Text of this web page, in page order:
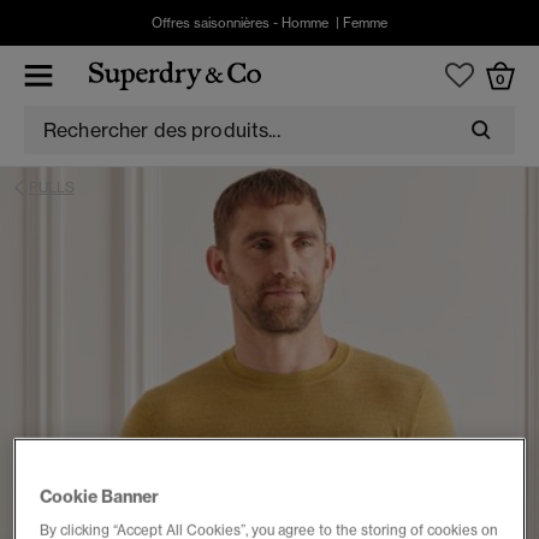
Offres saisonnières - Homme Femme
0
PULLS
Cookie Banner
By clicking “Accept All Cookies”, you agree to the storing of cookies on